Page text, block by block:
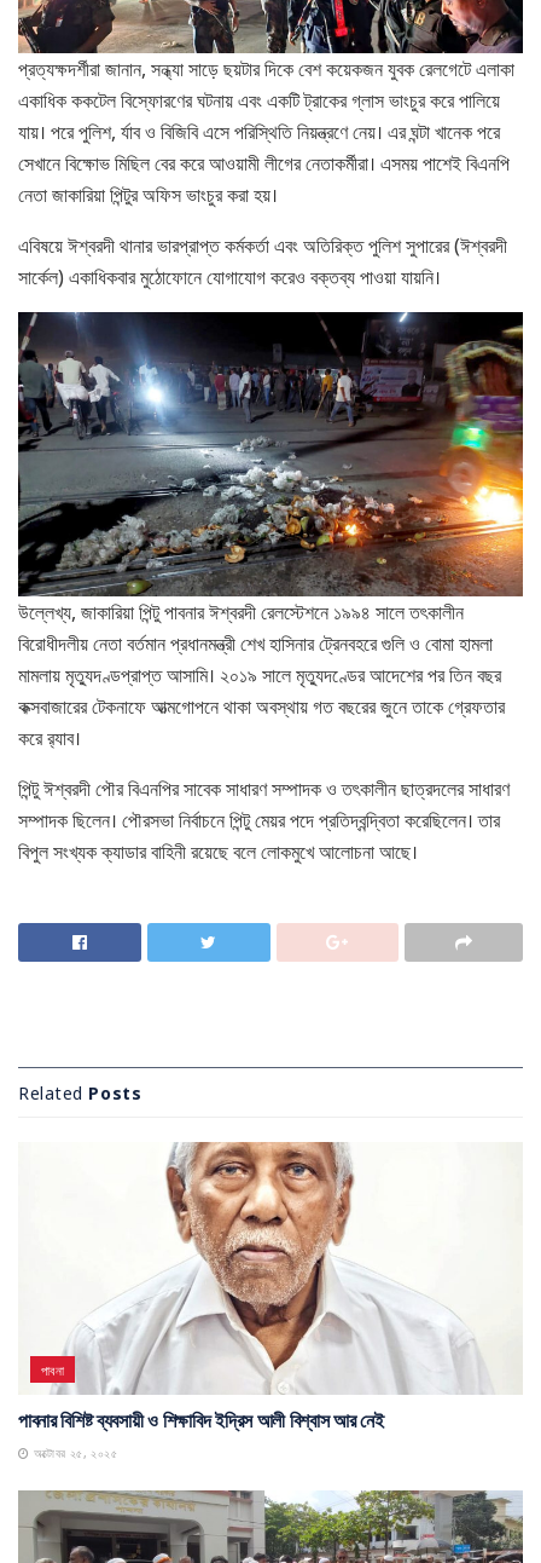
প্রত্যক্ষদর্শীরা জানান, সন্ধ্যা সাড়ে ছয়টার দিকে বেশ কয়েকজন যুবক রেলগেটে এলাকা
একাধিক ককটেল বিস্ফোরণের ঘটনায় এবং একটি ট্রাকের গ্লাস ভাংচুর করে পালিয়ে
যায়। পরে পুলিশ, র্যাব ও বিজিবি এসে পরিস্থিতি নিয়ন্ত্রণে নেয়। এর ঘন্টা খানেক পরে
সেখানে বিক্ষোভ মিছিল বের করে আওয়ামী লীগের নেতাকর্মীরা। এসময় পাশেই বিএনপি
নেতা জাকারিয়া পিন্টুর অফিস ভাংচুর করা হয়।
এবিষয়ে ঈশ্বরদী থানার ভারপ্রাপ্ত কর্মকর্তা এবং অতিরিক্ত পুলিশ সুপারের (ঈশ্বরদী
সার্কেল) একাধিকবার মুঠোফোনে যোগাযোগ করেও বক্তব্য পাওয়া যায়নি।
উল্লেখ্য, জাকারিয়া পিন্টু পাবনার ঈশ্বরদী রেলস্টেশনে ১৯৯৪ সালে তৎকালীন
বিরোধীদলীয় নেতা বর্তমান প্রধানমন্ত্রী শেখ হাসিনার ট্রেনবহরে গুলি ও বোমা হামলা
মামলায় মৃত্যুদণ্ডপ্রাপ্ত আসামি। ২০১৯ সালে মৃত্যুদণ্ডের আদেশের পর তিন বছর
কক্সবাজারের টেকনাফে আত্মগোপনে থাকা অবস্থায় গত বছরের জুনে তাকে গ্রেফতার
করে র‌্যাব।
পিন্টু ঈশ্বরদী পৌর বিএনপির সাবেক সাধারণ সম্পাদক ও তৎকালীন ছাত্রদলের সাধারণ
সম্পাদক ছিলেন। পৌরসভা নির্বাচনে পিন্টু মেয়র পদে প্রতিদ্বন্দ্বিতা করেছিলেন। তার
বিপুল সংখ্যক ক্যাডার বাহিনী রয়েছে বলে লোকমুখে আলোচনা আছে।
পাবনা
পাবনার বিশিষ্ট ব্যবসায়ী ও শিক্ষাবিদ ইদ্রিস আলী বিশ্বাস আর নেই
অক্টোবর ২৫, ২০২৫